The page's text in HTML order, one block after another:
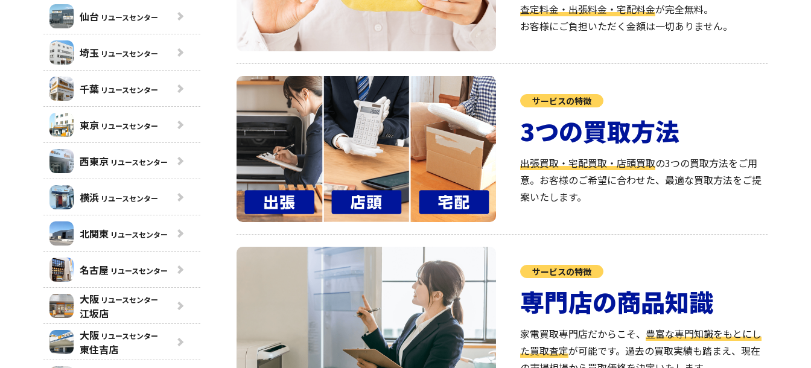
査定料金・出張料金・宅配料金が完全無料。
お客様にご負担いただく金額は一切ありません。
サービスの特徴
3つの買取方法
出張買取・宅配買取・店頭買取の3つの買取方法をご用
意。お客様のご希望に合わせた、最適な買取方法をご提
案いたします。
サービスの特徴
専門店の商品知識
家電買取専門店だからこそ、 豊富な専門知識をもとにし
た買取査定が可能です。過去の買取実績も踏まえ、現在
仙台 リユースセンター
埼玉 リユースセンター
千葉 リユースセンター
東京 リユースセンター
西東京 リユースセンター
横浜 リユースセンター
北関東 リユースセンター
名古屋 リユースセンター
大阪 リユースセンター
江坂店
大阪 リユースセンター
東住吉店